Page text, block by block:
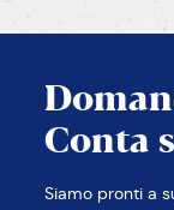
Conta
Siamo pronti a